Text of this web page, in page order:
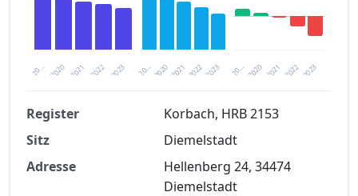
20… 2021 2023
2020 2022 20… 2021 2023
2020 2022 20… 2021 2023
2020 2022
Finanzkennzahlen nach kostenloser
Registrierung verfügbar
Jetzt kostenlos registrieren
Register
Korbach, HRB 2153
Sitz
Diemelstadt
Adresse
Hellenberg 24, 34474
Diemelstadt